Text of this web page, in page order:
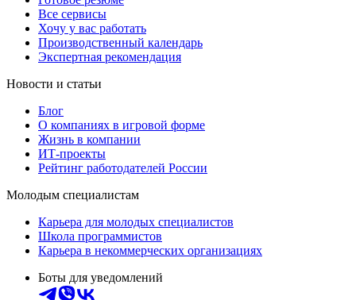
Все сервисы
Хочу у вас работать
Производственный календарь
Экспертная рекомендация
Новости и статьи
Блог
О компаниях в игровой форме
Жизнь в компании
ИТ-проекты
Рейтинг работодателей России
Молодым специалистам
Карьера для молодых специалистов
Школа программистов
Карьера в некоммерческих организациях
Боты для уведомлений